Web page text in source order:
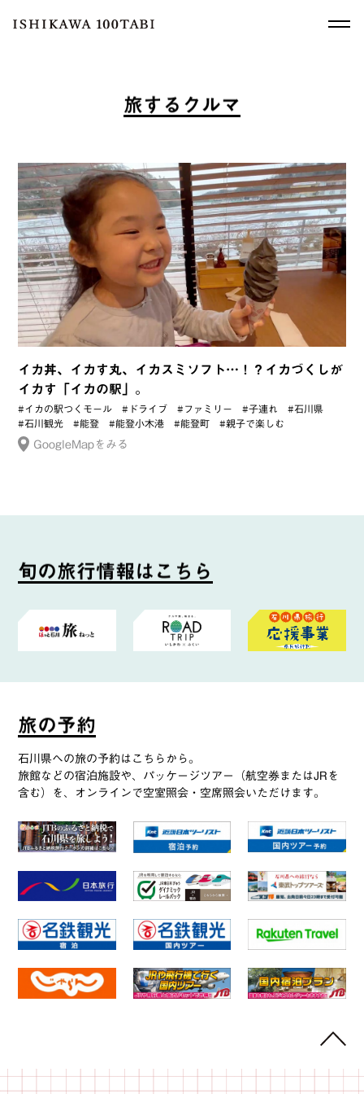
旅 す る ク ルマ
イカ丼、イカす丸、イカスミソフト…！？イカづくしが
イカす「イカの駅」。
#イカの駅つくモール #ドライブ #ファミリー #子連れ
#石川県
#石川観光
#能登 #能登小木港 #能登町 #親子で楽しむ
GoogleMapをみる
旬の旅行情報は こ ち ら
旅の予約
石川県への旅の予約はこちらから。
旅館などの宿泊施設や、パッケージツアー（航空券またはJRを
含む）を、オンラインで空室照会・空席照会いただけます。